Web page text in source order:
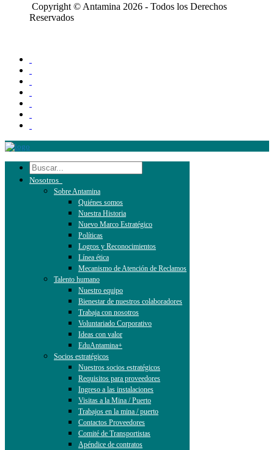
Copyright © Antamina 2026 - Todos los Derechos
Reservados
Nosotros
Sobre Antamina
Quiénes somos
Nuestra Historia
Nuevo Marco Estratégico
Políticas
Logros y Reconocimientos
Línea ética
Mecanismo de Atención de Reclamos
Talento humano
Nuestro equipo
Bienestar de nuestros colaboradores
Trabaja con nosotros
Voluntariado Corporativo
Ideas con valor
EduAntamina+
Socios estratégicos
Nuestros socios estratégicos
Requisitos para proveedores
Ingreso a las instalaciones
Visitas a la Mina / Puerto
Trabajos en la mina / puerto
Contactos Proveedores
Comité de Transportistas
Apéndice de contratos